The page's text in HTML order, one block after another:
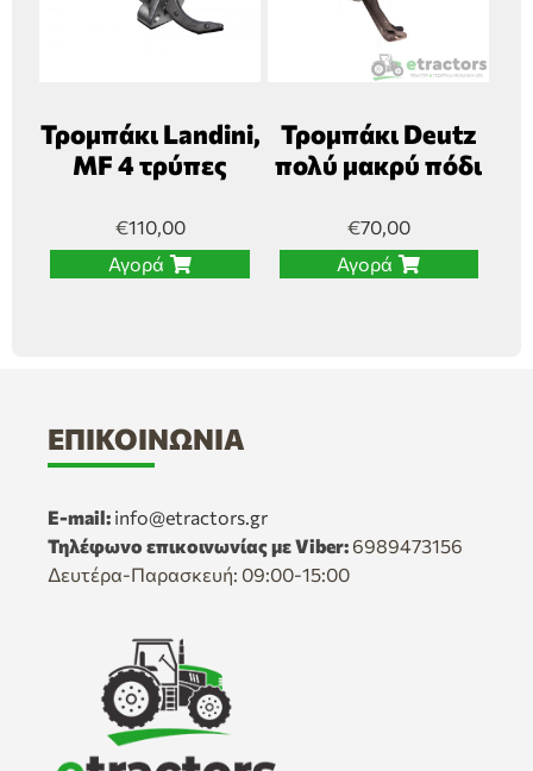
Τρομπάκι Landini,
MF 4 τρύπες
€110,00
Αγορά
Τρομπάκι Deutz
πολύ μακρύ πόδι
€70,00
Αγορά
ΕΠΙΚΟΙΝΩΝΊΑ
E-mail: info@etractors.gr
Τηλέφωνο επικοινωνίας με Viber: 6989473156
Δευτέρα-Παρασκευή: 09:00-15:00